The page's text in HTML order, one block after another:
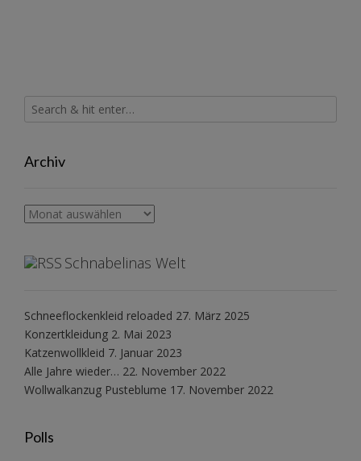
Archiv
Archiv
Schnabelinas Welt
Schneeflockenkleid reloaded 27. März 2025
Konzertkleidung 2. Mai 2023
Katzenwollkleid 7. Januar 2023
Alle Jahre wieder… 22. November 2022
Wollwalkanzug Pusteblume 17. November 2022
Polls